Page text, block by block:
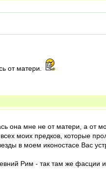
от матери.
она мне не от матери, а от
моих предков, которые
в моем иконостасе Вас
Рим - так там же фасции